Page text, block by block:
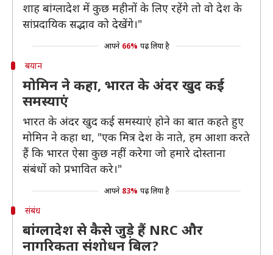
शाह बांग्लादेश में कुछ महीनों के लिए रहेंगे तो वो देश के
सांप्रदायिक सद्भाव को देखेंगे।"
आपने 66% पढ़ लिया है
बयान
मोमिन ने कहा, भारत के अंदर खुद कई
समस्याएं
भारत के अंदर खुद कई समस्याएं होने का बात कहते हुए
मोमिन ने कहा था, "एक मित्र देश के नाते, हम आशा करते
हैं कि भारत ऐसा कुछ नहीं करेगा जो हमारे दोस्ताना
संबंधों को प्रभावित करे।"
आपने 83% पढ़ लिया है
संबंध
बांग्लादेश से कैसे जुड़े हैं NRC और
नागरिकता संशोधन बिल?